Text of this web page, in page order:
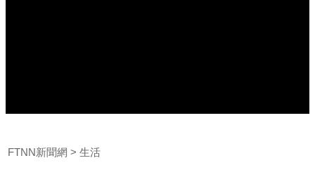
FTNN新聞網 生活